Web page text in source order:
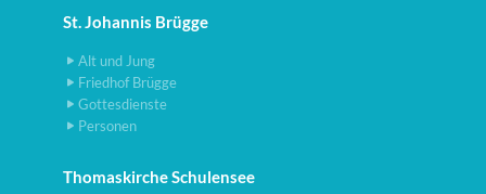
St. Johannis Brügge
Alt und Jung
Friedhof Brügge
Gottesdienste
Personen
Thomaskirche Schulensee